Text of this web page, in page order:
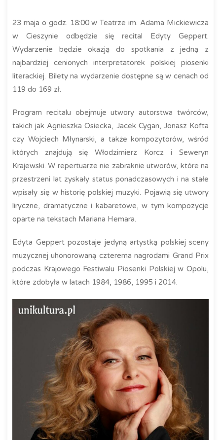
23 maja o godz. 18:00 w Teatrze im. Adama Mickiewicza
w Cieszynie odbędzie się recital Edyty Geppert.
Wydarzenie będzie okazją do spotkania z jedną z
najbardziej cenionych interpretatorek polskiej piosenki
literackiej. Bilety na wydarzenie dostępne są w cenach od
119 do 169 zł.
Program recitalu obejmuje utwory autorstwa twórców,
takich jak Agnieszka Osiecka, Jacek Cygan, Jonasz Kofta
czy Wojciech Młynarski, a także kompozytorów, wśród
których znajdują się Włodzimierz Korcz i Seweryn
Krajewski. W repertuarze nie zabraknie utworów, które na
przestrzeni lat zyskały status ponadczasowych i na stałe
wpisały się w historię polskiej muzyki. Pojawią się utwory
liryczne, dramatyczne i kabaretowe, w tym kompozycje
oparte na tekstach Mariana Hemara.
Edyta Geppert pozostaje jedyną artystką polskiej sceny
muzycznej uhonorowaną czterema nagrodami Grand Prix
podczas Krajowego Festiwalu Piosenki Polskiej w Opolu,
które zdobyła w latach 1984, 1986, 1995 i 2014.